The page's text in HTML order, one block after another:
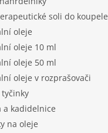
soli do koupele
oleje
oleje 10 ml
oleje 50 ml
oleje v rozprašovači
a kadidelnice
na oleje